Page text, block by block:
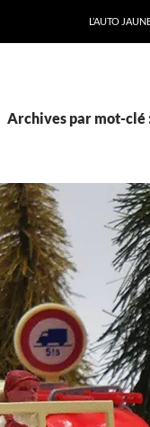
L’AUTO
Archives par mot-clé